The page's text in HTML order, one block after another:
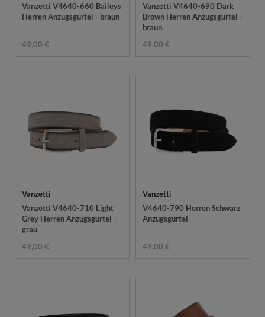
Vanzetti V4640-660 Baileys
Herren Anzugsgürtel - braun
49,00 €
Vanzetti V4640-690 Dark
Brown Herren Anzugsgürtel -
braun
49,00 €
Vanzetti
Vanzetti V4640-710 Light
Grey Herren Anzugsgürtel -
grau
49,00 €
Vanzetti
V4640-790 Herren Schwarz
Anzugsgürtel
49,00 €